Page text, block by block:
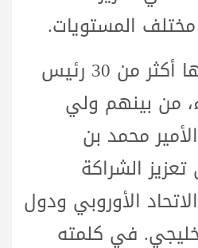
مختلف المستويات.
القمة، التي حضرها أكثر من 30 رئيس
من بينهم ولي
محمد بن
الشراكة
الأوروبي ودول
في كلمته